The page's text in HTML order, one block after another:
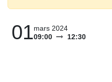
01mars 2024
09:00
12:30